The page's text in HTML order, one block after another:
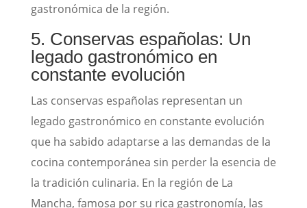
gastronómica de la región.
5. Conservas españolas: Un
legado gastronómico en
constante evolución
Las conservas españolas representan un
legado gastronómico en constante evolución
que ha sabido adaptarse a las demandas de la
cocina contemporánea sin perder la esencia de
la tradición culinaria. En la región de La
Mancha, famosa por su rica gastronomía, las